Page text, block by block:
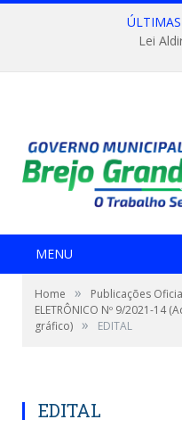
Lei
MENU
Home » Publicações
ELETRÔNICO Nº 9/2021-14
gráfico) » EDITAL
EDITAL